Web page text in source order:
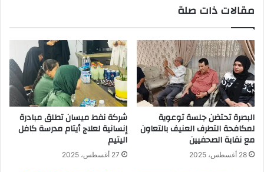
مقالات ذات صلة
البصرة تحتضن جلسة توعوية
لمكافحة التطرف العنيف بالتعاون
مع نقابة الصحفيين
28 أغسطس، 2025
شركة نفط ميسان تطلق مبادرة
إنسانية لعلاج أيتام مدرسة كافل
اليتيم
27 أغسطس، 2025